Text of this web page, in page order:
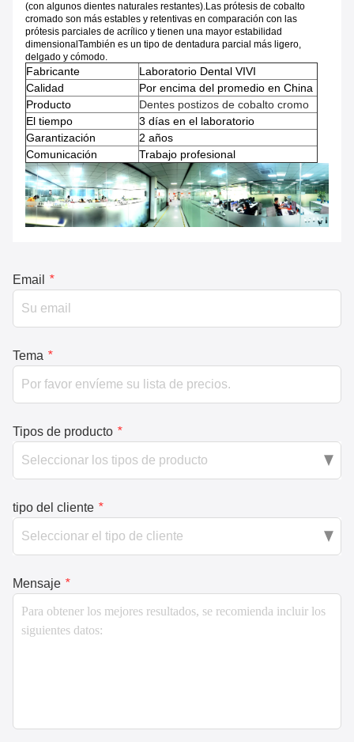
(con algunos dientes naturales restantes).Las prótesis de cobalto
cromado son más estables y retentivas en comparación con las
prótesis parciales de acrílico y tienen una mayor estabilidad
dimensionalTambién es un tipo de dentadura parcial más ligero,
delgado y cómodo.
Fabricante
Laboratorio Dental VIVI
Calidad
Por encima del promedio en China
Producto
Dentes postizos de cobalto cromo
El tiempo
3 días en el laboratorio
Garantización
2 años
Comunicación
Trabajo profesional
Email *
Tema *
Tipos de producto *
tipo del cliente *
Mensaje *